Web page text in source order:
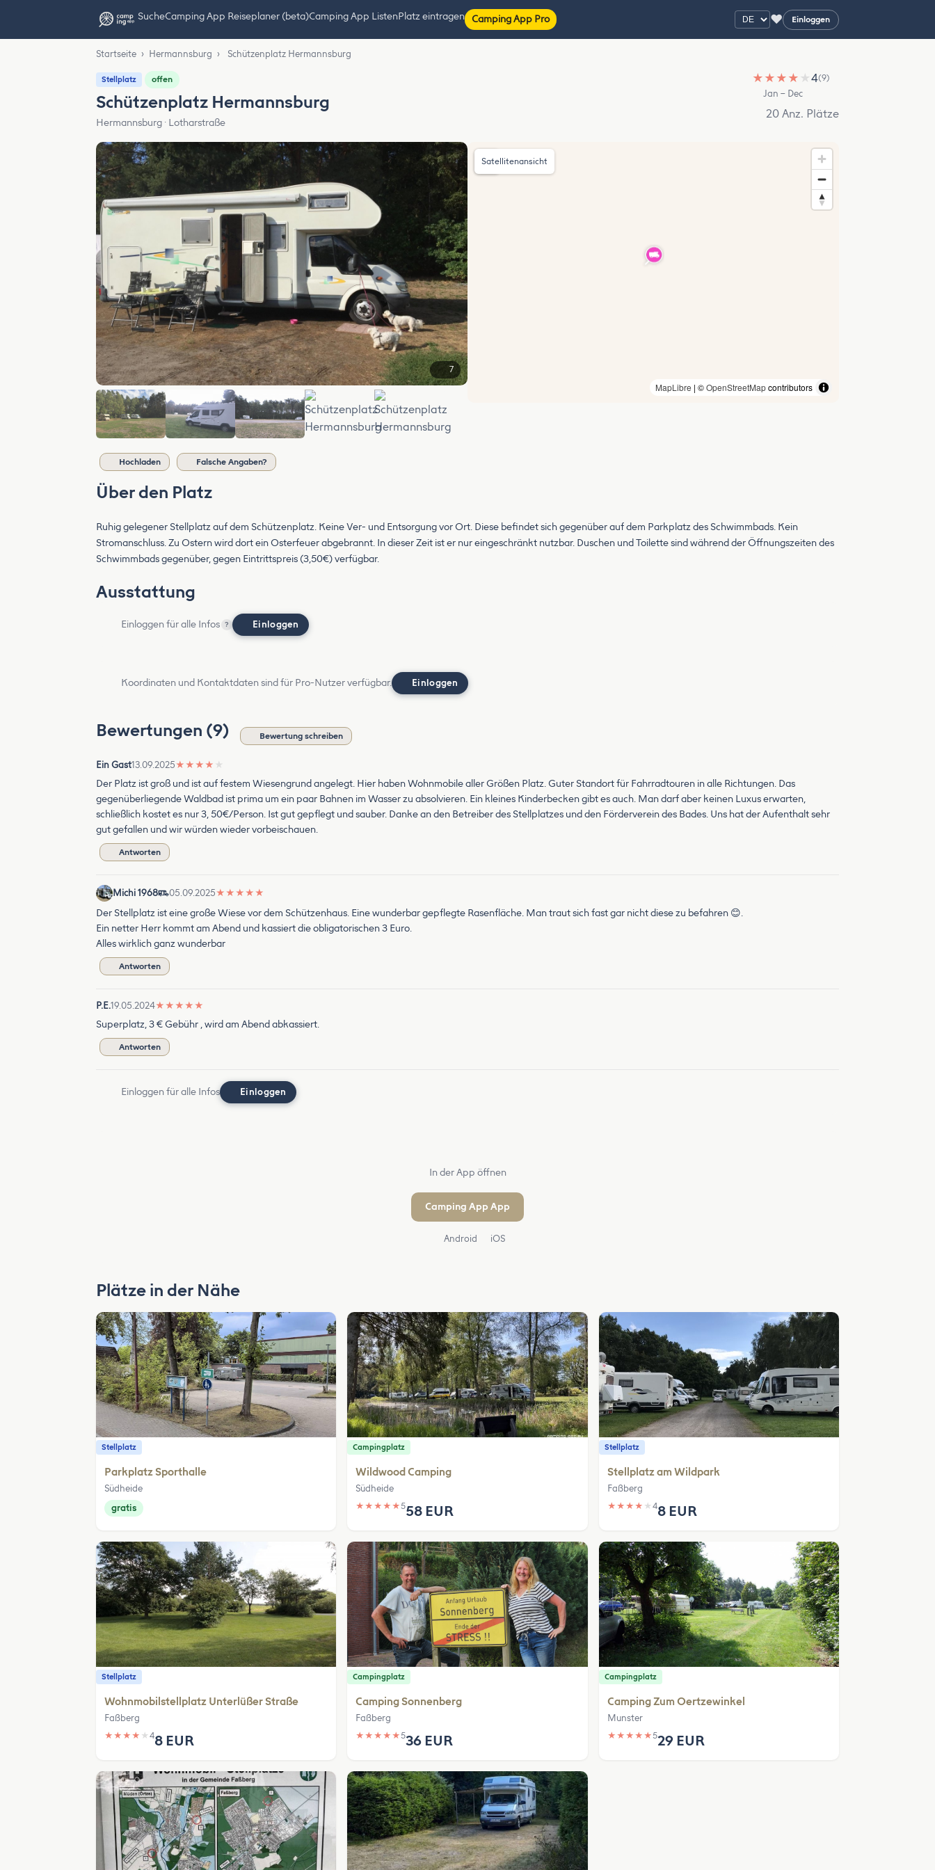
SucheCamping App Reiseplaner (beta)Camping App ListenPlatz eintragen Camping App Pro ♥ Einloggen
Startseite › Hermannsburg › Schützenplatz Hermannsburg
Stellplatz offen
Schützenplatz Hermannsburg
Hermannsburg · Lotharstraße
★ ★ ★ ★ ★4(9)
Jan – Dec
20 Anz. Plätze
7
MapLibre | ©OpenStreetMapcontributors
Satellitenansicht
Hochladen Falsche Angaben?
Über den Platz
Ruhig gelegener Stellplatz auf dem Schützenplatz. Keine Ver- und Entsorgung vor Ort. Diese befindet sich gegenüber auf dem Parkplatz des Schwimmbads. Kein
Stromanschluss. Zu Ostern wird dort ein Osterfeuer abgebrannt. In dieser Zeit ist er nur eingeschränkt nutzbar. Duschen und Toilette sind während der Öffnungszeiten des
Schwimmbads gegenüber, gegen Eintrittspreis (3,50€) verfügbar.
Ausstattung
Einloggen für alle Infos ? Einloggen
Koordinaten und Kontaktdaten sind für Pro-Nutzer verfügbar. Einloggen
Bewertungen (9) Bewertung schreiben
Ein Gast13.09.2025★ ★ ★ ★ ★
Der Platz ist groß und ist auf festem Wiesengrund angelegt. Hier haben Wohnmobile aller Größen Platz. Guter Standort für Fahrradtouren in alle Richtungen. Das
gegenüberliegende Waldbad ist prima um ein paar Bahnen im Wasser zu absolvieren. Ein kleines Kinderbecken gibt es auch. Man darf aber keinen Luxus erwarten,
schließlich kostet es nur 3, 50€/Person. Ist gut gepflegt und sauber. Danke an den Betreiber des Stellplatzes und den Förderverein des Bades. Uns hat der Aufenthalt sehr
gut gefallen und wir würden wieder vorbeischauen.
Antworten
Michi 1968 05.09.2025★ ★ ★ ★ ★
Der Stellplatz ist eine große Wiese vor dem Schützenhaus. Eine wunderbar gepflegte Rasenfläche. Man traut sich fast gar nicht diese zu befahren 😊.
Ein netter Herr kommt am Abend und kassiert die obligatorischen 3 Euro.
Alles wirklich ganz wunderbar
Antworten
P.E.19.05.2024★ ★ ★ ★ ★
Superplatz, 3 € Gebühr , wird am Abend abkassiert.
Antworten
Einloggen für alle Infos Einloggen
In der App öffnen
Camping App App
Android iOS
Plätze in der Nähe
Stellplatz
Parkplatz Sporthalle
Südheide
gratis
Campingplatz
Wildwood Camping
Südheide
★ ★ ★ ★ ★558 EUR
Stellplatz
Stellplatz am Wildpark
Faßberg
★ ★ ★ ★ ★ 48 EUR
Stellplatz
Wohnmobilstellplatz Unterlüßer Straße
Faßberg
★ ★ ★ ★ ★ 48 EUR
Campingplatz
Camping Sonnenberg
Faßberg
★ ★ ★ ★ ★536 EUR
Campingplatz
Camping Zum Oertzewinkel
Munster
★ ★ ★ ★ ★529 EUR